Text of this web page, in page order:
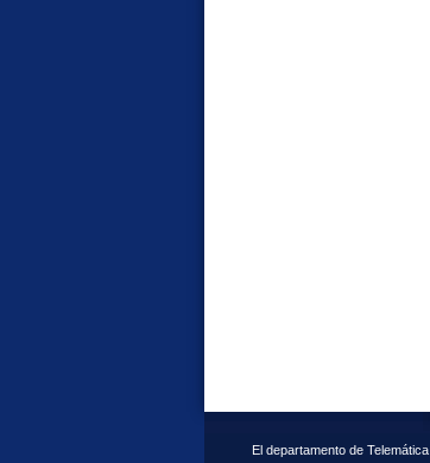
El departamento de Telemática